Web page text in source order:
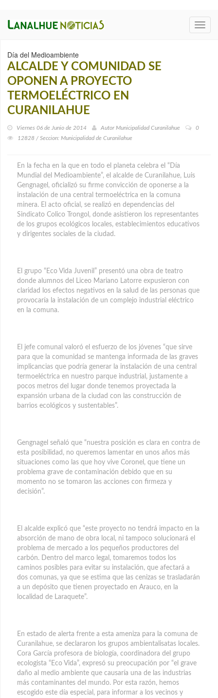
Día del Medioambiente
ALCALDE Y COMUNIDAD SE
OPONEN A PROYECTO
TERMOELÉCTRICO EN
CURANILAHUE
Viernes 06 de Junio de 2014 Autor Municipalidad Curanilahue
0
12828 / Seccion: Municipalidad de Curanilahue
En la fecha en la que en todo el planeta celebra el “Día
Mundial del Medioambiente”, el alcalde de Curanilahue, Luis
Gengnagel, oficializó su firme convicción de oponerse a la
instalación de una central termoeléctrica en la comuna
minera. El acto oficial, se realizó en dependencias del
Sindicato Colico Trongol, donde asistieron los representantes
de los grupos ecológicos locales, establecimientos educativos
y dirigentes sociales de la ciudad.
El grupo “Eco Vida Juvenil” presentó una obra de teatro
donde alumnos del Liceo Mariano Latorre expusieron con
claridad los efectos negativos en la salud de las personas que
provocaría la instalación de un complejo industrial eléctrico
en la comuna.
El jefe comunal valoró el esfuerzo de los jóvenes “que sirve
para que la comunidad se mantenga informada de las graves
implicancias que podría generar la instalación de una central
termoeléctrica en nuestro parque industrial, justamente a
pocos metros del lugar donde tenemos proyectada la
expansión urbana de la ciudad con las construcción de
barrios ecológicos y sustentables”.
Gengnagel señaló que “nuestra posición es clara en contra de
esta posibilidad, no queremos lamentar en unos años más
situaciones como las que hoy vive Coronel, que tiene un
problema grave de contaminación debido que en su
momento no se tomaron las acciones con firmeza y
decisión”.
El alcalde explicó que “este proyecto no tendrá impacto en la
absorción de mano de obra local, ni tampoco solucionará el
problema de mercado a los pequeños productores del
carbón. Dentro del marco legal, tomaremos todos los
caminos posibles para evitar su instalación, que afectará a
dos comunas, ya que se estima que las cenizas se trasladarán
a un depósito que tienen proyectado en Arauco, en la
localidad de Laraquete”.
En estado de alerta frente a esta ameniza para la comuna de
Curanilahue, se declararon los grupos ambientalisatas locales.
Cora García profesora de biología, coordinadora del grupo
ecologista “Eco Vida”, expresó su preocupación por “el grave
daño al medio ambiente que causaría una de las industrias
más contaminantes del mundo. Por esta razón, hemos
escogido este día especial, para informar a los vecinos y